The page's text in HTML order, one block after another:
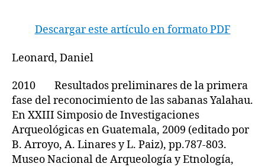
Descargar este artículo en formato PDF
Leonard, Daniel
2010 Resultados preliminares de la primera
fase del reconocimiento de las sabanas Yalahau.
En XXIII Simposio de Investigaciones
Arqueológicas en Guatemala, 2009 (editado por
B. Arroyo, A. Linares y L. Paiz), pp.787-803.
Museo Nacional de Arqueología y Etnología,